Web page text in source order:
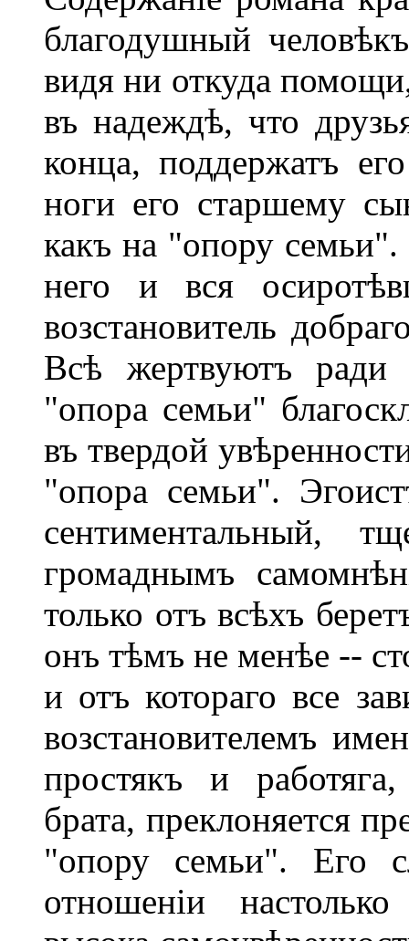
благодушный
видя ни откуда
въ надеждѣ, что
конца, поддержатъ
ноги его старшему
какъ на "опору
него и вся
возстановитель
Всѣ жертвуютъ
"опора семьи"
въ твердой
"опора семьи".
сентиментальный,
громаднымъ
только отъ всѣхъ
онъ тѣмъ не менѣе --
и отъ котораго все
возстановителемъ
простякъ и
брата, преклоняется
"опору семьи". Его
отношеніи